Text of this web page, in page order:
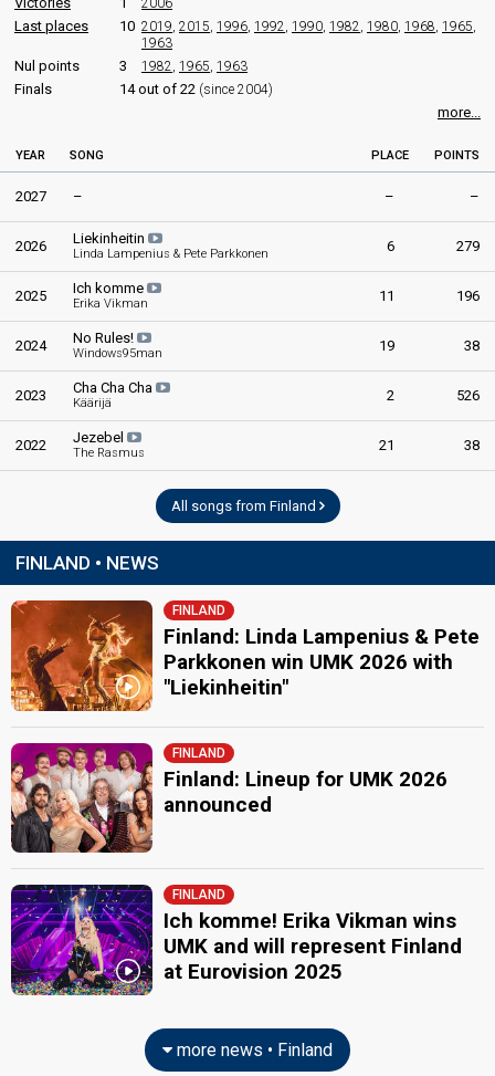
Finland 1969:Kuin silloin ennen
Finland 1968:Kun kello käy(conductor)
Finland 1967:Varjoon-suojaan
Finland 1966:Playboy (composer, lyricist, conductor)
Solveig Herlin
Finland 1993: spokesperson
Finland 1992: spokesperson
Finland 1990: spokesperson
Finland 1989
Finland 1987
Finland 1986
Finland 1984: spokesperson
Finland 1982
COMMENTATOR
Erkki Pohjanheimo
Finland 1996
: commentator
Finland 1993
Finland 1991
: commentator
Finland 1990
: commentator
Finland 1988
: commentator
Finland 1973
: commentator
2006
Last places 10 2019, 2015, 1996, 1992, 1990, 1982, 1980, 1968, 1965,
1963
Nul points 3 1982, 1965, 1963
Finals 14 out of 22 (since 2004)
more...
YEAR SONG PLACE POINTS
2027 – – –
2026 Liekinheitin
Linda Lampenius & Pete Parkkonen 6 279
2025 Ich komme
Erika Vikman 11 196
2024 No Rules!
Windows95man 19 38
2023 Cha Cha Cha
Käärijä 2 526
2022 Jezebel
The Rasmus 21 38
All songs from Finland
FINLAND • NEWS
FINLAND
Finland: Linda Lampenius & Pete
Parkkonen win UMK 2026 with
"Liekinheitin"
FINLAND
Finland: Lineup for UMK 2026
announced
FINLAND
Ich komme! Erika Vikman wins
UMK and will represent Finland
at Eurovision 2025
more news • Finland